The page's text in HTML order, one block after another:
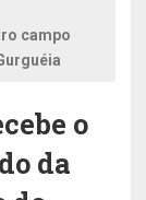
campo
o
da